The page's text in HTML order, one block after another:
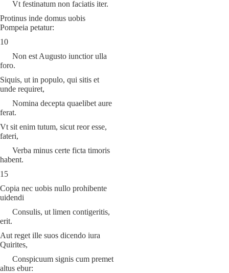
Vt festinatum non faciatis iter.
Protinus inde domus uobis
Pompeia petatur:
10
Non est Augusto iunctior ulla
foro.
Siquis, ut in populo, qui sitis et
unde requiret,
Nomina decepta quaelibet aure
ferat.
Vt sit enim tutum, sicut reor esse,
fateri,
Verba minus certe ficta timoris
habent.
15
Copia nec uobis nullo prohibente
uidendi
Consulis, ut limen contigeritis,
erit.
Aut reget ille suos dicendo iura
Quirites,
Conspicuum signis cum premet
altus ebur: